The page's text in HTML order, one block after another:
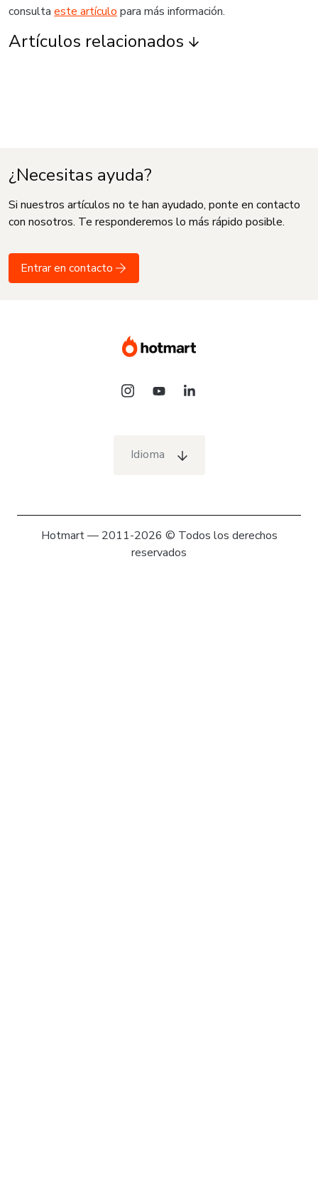
consulta este artículo para más información.
Artículos relacionados
¿Necesitas ayuda?
Si nuestros artículos no te han ayudado, ponte en contacto
con nosotros. Te responderemos lo más rápido posible.
Entrar en contacto
Idioma
Hotmart — 2011-2026 © Todos los derechos
reservados